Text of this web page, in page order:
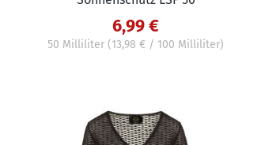
50 Milliliter(13,98 € / 100 Milliliter)
6,99 €